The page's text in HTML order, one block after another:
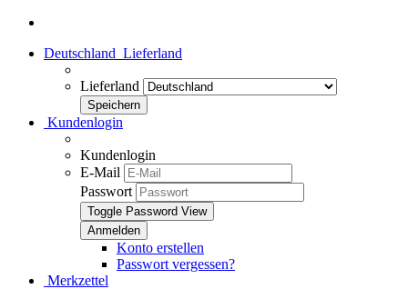
Deutschland Lieferland
Lieferland
Kundenlogin
Kundenlogin
E-Mail
Passwort
Toggle Password View
Konto erstellen
Passwort vergessen?
Merkzettel